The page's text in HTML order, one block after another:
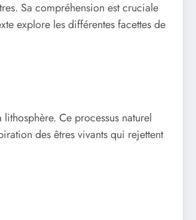
Sa compréhension est cruciale
explore les différentes facettes de
Ce processus naturel
des êtres vivants qui rejettent